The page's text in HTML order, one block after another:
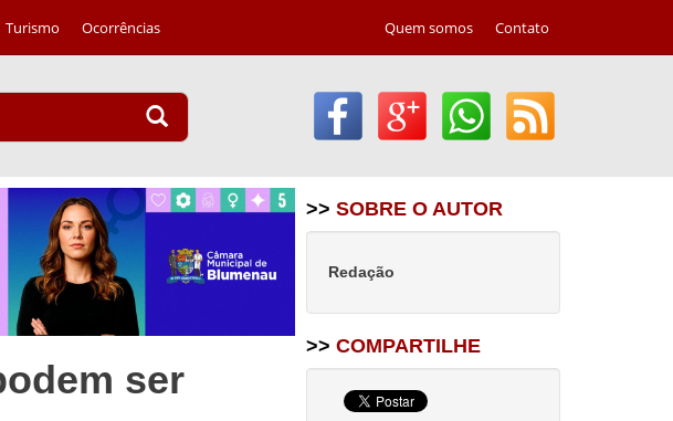
Turismo Ocorrências Quem somos Contato
ser
>> SOBRE O AUTOR
Redação
>> COMPARTILHE